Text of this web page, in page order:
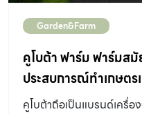
Garden&Farm
คูโบต้า ฟาร์ม ฟาร์มส
ประสบการณ์ทำเกษต
คูโบต้าถือเป็นแบรนด์เครื่